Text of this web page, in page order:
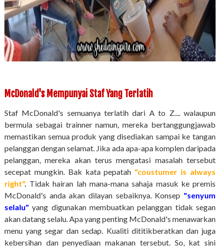
McDonald's Mempunyai Staf Yang Terlatih
Staf McDonald's semuanya terlatih dari A to Z.... walaupun
bermula sebagai trainner namun, mereka bertanggungjawab
memastikan semua produk yang disediakan sampai ke tangan
pelanggan dengan selamat. Jika ada apa-apa komplen daripada
pelanggan, mereka akan terus mengatasi masalah tersebut
secepat mungkin. Bak kata pepatah "coustumer is always
right". Tidak hairan lah mana-mana sahaja masuk ke premis
McDonald's anda akan dilayan sebaiknya. Konsep "senyum
selalu" yang digunakan membuatkan pelanggan tidak segan
akan datang selalu. Apa yang penting McDonald's menawarkan
menu yang segar dan sedap. Kualiti dititikberatkan dan juga
kebersihan dan penyediaan makanan tersebut. So, kat sini